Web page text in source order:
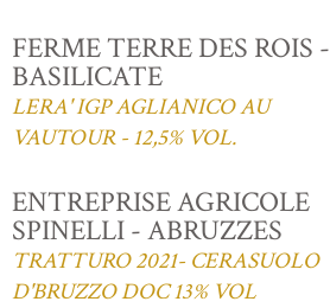
FERME TERRE DES ROIS -
BASILICATE
LERA' IGP AGLIANICO AU
VAUTOUR - 12,5% VOL.
ENTREPRISE AGRICOLE
SPINELLI - ABRUZZES
TRATTURO 2021- CERASUOLO
D'BRUZZO DOC 13% VOL